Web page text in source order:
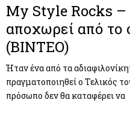
My Style Rocks –
αποχωρεί από το
(BINTEO)
Ήταν ένα από τα
πραγματοποιηθεί ο Τελικός
πρόσωπο δεν θα καταφέρει να